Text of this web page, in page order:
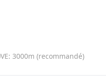
VE: 3000m (recommandé)